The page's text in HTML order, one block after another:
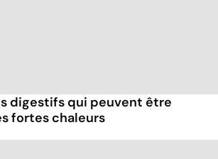
digestifs qui peuvent être
fortes chaleurs